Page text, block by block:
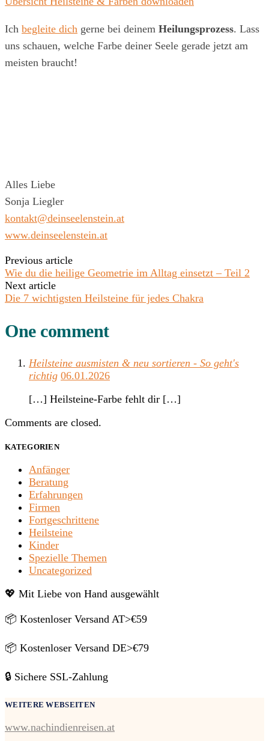
Ich begleite dich gerne bei deinem Heilungsprozess. Lass
uns schauen, welche Farbe deiner Seele gerade jetzt am
meisten braucht!
Alles Liebe
Sonja Liegler
kontakt@deinseelenstein.at
www.deinseelenstein.at
Previous article
Wie du die heilige Geometrie im Alltag einsetzt – Teil 2
Next article
Die 7 wichtigsten Heilsteine für jedes Chakra
One comment
Heilsteine ausmisten & neu sortieren - So geht's
richtig 06.01.2026
[…] Heilsteine-Farbe fehlt dir […]
Comments are closed.
KATEGORIEN
Anfänger
Beratung
Erfahrungen
Firmen
Fortgeschrittene
Heilsteine
Kinder
Spezielle Themen
Uncategorized
💖 Mit Liebe von Hand ausgewählt
📦 Kostenloser Versand AT>€59
📦 Kostenloser Versand DE>€79
🔒 Sichere SSL-Zahlung
WEITERE WEBSEITEN
www.nachindienreisen.at